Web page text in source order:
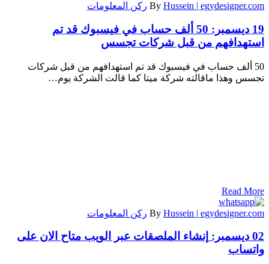
By Hussein | egydesigner.com ركن المعلومات
19 ديسمبر:
50 ألف حساب في فيسبوك قد تم
استهدافهم من قبل شركات تجسس
50 ألف حساب في فيسبوك قد تم استهدافهم من قبل شركات
تجسس وهذا ماقالته شركة ميتا كما قالت الشركة يوم…
Read More
By Hussein | egydesigner.com ركن المعلومات
02 ديسمبر:
إنشاء الملصقات عبر الويب متاح الان على
واتساب